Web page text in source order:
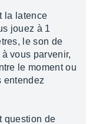
la latence
jouez à 1
le son de
vous parvenir,
le moment ou
entendez
question de